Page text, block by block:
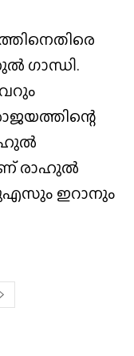
ഗാന്ധി.
രാഹുൽ
ഇറാനും